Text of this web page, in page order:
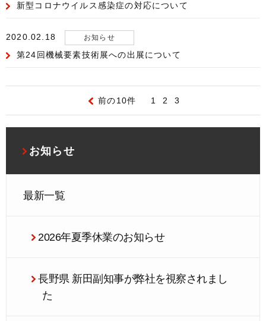
新型コロナウイルス感染症の対応について
2020.02.18 お知らせ
第24回機械要素技術展への出展について
前の10件 1 2 3
お知らせ
最新一覧
2026年夏季休業のお知らせ
長野県 新田副知事が弊社を視察されまし
た